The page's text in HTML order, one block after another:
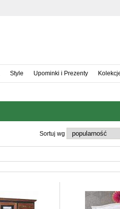
Style Upominki i Prezenty
Sortuj wg